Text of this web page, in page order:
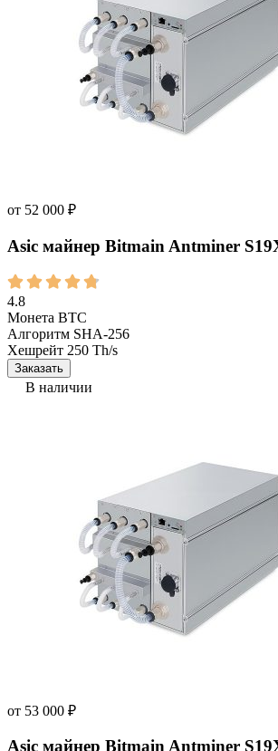
от 52 000 ₽
Asic майнер Bitmain Antminer
4.8
Монета BTC
Алгоритм SHA-256
Хешрейт 250 Th/s
Заказать
В наличии
от 53 000 ₽
Asic майнер Bitmain Antminer